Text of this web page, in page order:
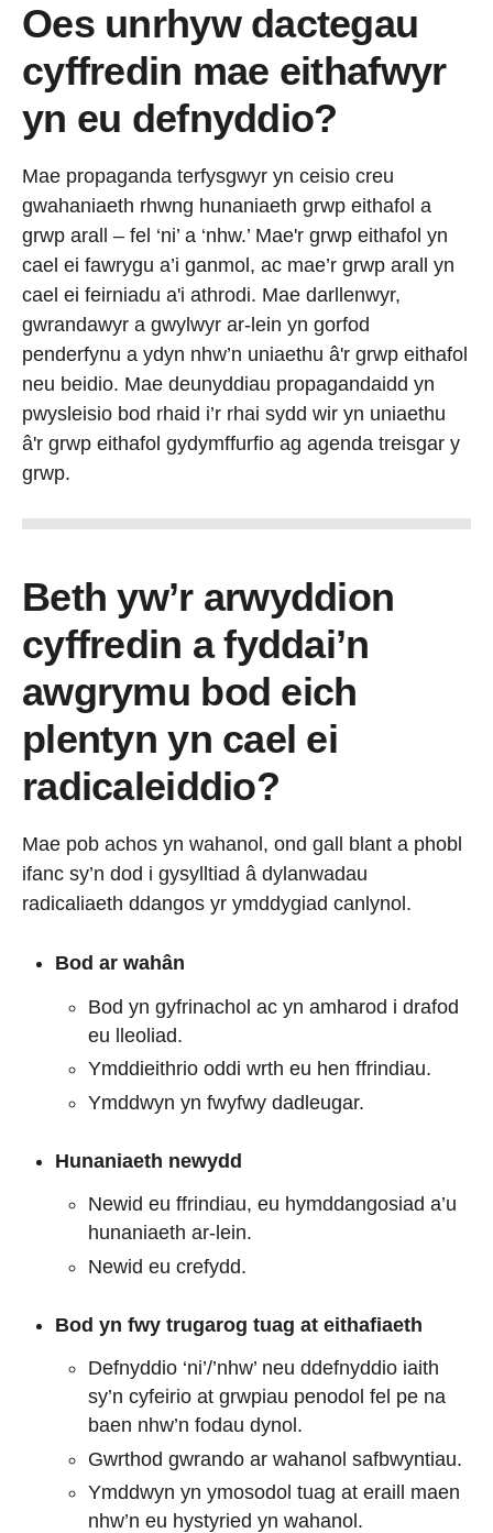
Oes unrhyw dactegau
cyffredin mae eithafwyr
yn eu defnyddio?
Mae propaganda terfysgwyr yn ceisio creu
gwahaniaeth rhwng hunaniaeth grwp eithafol a
grwp arall – fel ‘ni’ a ‘nhw.’ Mae'r grwp eithafol yn
cael ei fawrygu a’i ganmol, ac mae’r grwp arall yn
cael ei feirniadu a'i athrodi. Mae darllenwyr,
gwrandawyr a gwylwyr ar-lein yn gorfod
penderfynu a ydyn nhw’n uniaethu â'r grwp eithafol
neu beidio. Mae deunyddiau propagandaidd yn
pwysleisio bod rhaid i’r rhai sydd wir yn uniaethu
â'r grwp eithafol gydymffurfio ag agenda treisgar y
grwp.
Beth yw’r arwyddion
cyffredin a fyddai’n
awgrymu bod eich
plentyn yn cael ei
radicaleiddio?
Mae pob achos yn wahanol, ond gall blant a phobl
ifanc sy’n dod i gysylltiad â dylanwadau
radicaliaeth ddangos yr ymddygiad canlynol.
Bod ar wahân
Bod yn gyfrinachol ac yn amharod i drafod
eu lleoliad.
Ymddieithrio oddi wrth eu hen ffrindiau.
Ymddwyn yn fwyfwy dadleugar.
Hunaniaeth newydd
Newid eu ffrindiau, eu hymddangosiad a’u
hunaniaeth ar-lein.
Newid eu crefydd.
Bod yn fwy trugarog tuag at eithafiaeth
Defnyddio ‘ni’/’nhw’ neu ddefnyddio iaith
sy’n cyfeirio at grwpiau penodol fel pe na
baen nhw’n fodau dynol.
Gwrthod gwrando ar wahanol safbwyntiau.
Ymddwyn yn ymosodol tuag at eraill maen
nhw’n eu hystyried yn wahanol.